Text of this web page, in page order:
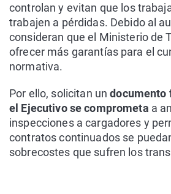
controlan y evitan que los
trabajen a pérdidas. Debido al
consideran que el Ministerio de
ofrecer más garantías para el
normativa.
Por ello, solicitan undocumento
el Ejecutivo se comprometa a
inspecciones a cargadores y
contratos continuados se
sobrecostes que sufren los